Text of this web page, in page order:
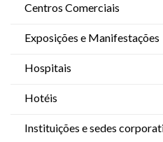
Centros Comerciais
Exposições e Manifestações
Hospitais
Hotéis
Instituições e sedes